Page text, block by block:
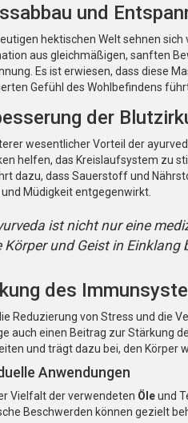
und
hektischen Welt sehnen
aus gleichmäßigen, sanften
Es ist erwiesen, dass diese
Gefühl des Wohlbefindens
der
wesentlicher Vorteil der
helfen, das Kreislaufsystem zu
dazu, dass Sauerstoff und
Müdigkeit entgegenwirkt.
ist nicht nur eine
Körper und Geist in Einklang
des
Reduzierung von Stress und die
auch einen Beitrag zur Stärkung
und trägt dazu bei, den Körper
Anwendungen
Vielfalt der verwendeten Öleund
Beschwerden können gezielt